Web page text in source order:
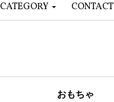
CATEGORY CONTACT
おもちゃ